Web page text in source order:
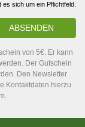
es sich um ein Pflichtfeld.
ABSENDEN
von 5€. Er kann
Der Gutschein
Den Newsletter
Kontaktdaten hierzu